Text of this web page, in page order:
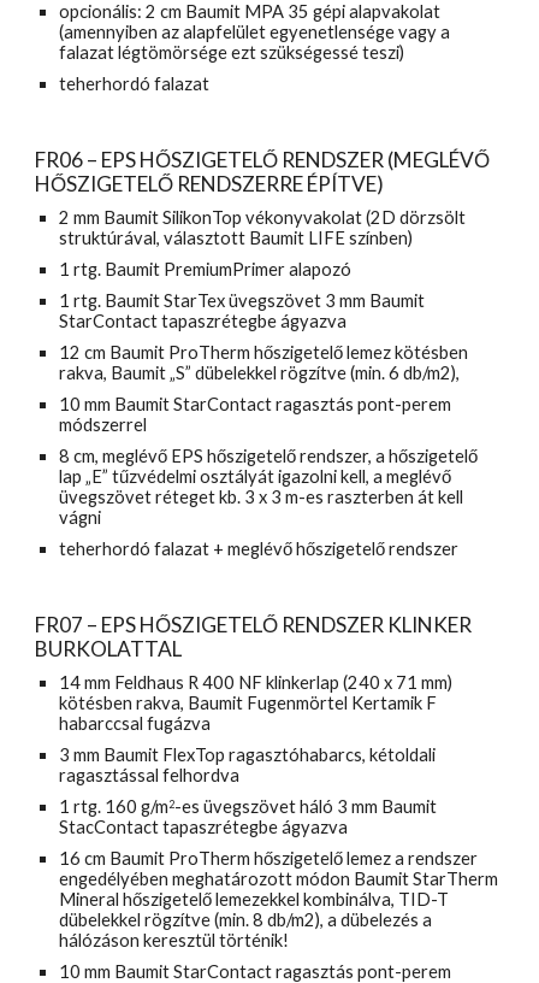
opcionális: 2 cm Baumit MPA 35 gépi alapvakolat
(amennyiben az alapfelület egyenetlensége vagy a
falazat légtömörsége ezt szükségessé teszi)
teherhordó falazat
FR06 – EPS HŐSZIGETELŐ RENDSZER (MEGLÉVŐ
HŐSZIGETELŐ RENDSZERRE ÉPÍTVE)
2 mm Baumit SilikonTop vékonyvakolat (2D dörzsölt
struktúrával, választott Baumit LIFE színben)
1 rtg. Baumit PremiumPrimer alapozó
1 rtg. Baumit StarTex üvegszövet 3 mm Baumit
StarContact tapaszrétegbe ágyazva
12 cm Baumit ProTherm hőszigetelő lemez kötésben
rakva, Baumit „S” dübelekkel rögzítve (min. 6 db/m2),
10 mm Baumit StarContact ragasztás pont-perem
módszerrel
8 cm, meglévő EPS hőszigetelő rendszer, a hőszigetelő
lap „E” tűzvédelmi osztályát igazolni kell, a meglévő
üvegszövet réteget kb. 3 x 3 m-es raszterben át kell
vágni
teherhordó falazat + meglévő hőszigetelő rendszer
FR07 – EPS HŐSZIGETELŐ RENDSZER KLINKER
BURKOLATTAL
14 mm Feldhaus R 400 NF klinkerlap (240 x 71 mm)
kötésben rakva, Baumit Fugenmörtel Kertamik F
habarccsal fugázva
3 mm Baumit FlexTop ragasztóhabarcs, kétoldali
ragasztással felhordva
1 rtg. 160 g/m2-es üvegszövet háló 3 mm Baumit
StacContact tapaszrétegbe ágyazva
16 cm Baumit ProTherm hőszigetelő lemez a rendszer
engedélyében meghatározott módon Baumit StarTherm
Mineral hőszigetelő lemezekkel kombinálva, TID-T
dübelekkel rögzítve (min. 8 db/m2), a dübelezés a
hálózáson keresztül történik!
10 mm Baumit StarContact ragasztás pont-perem